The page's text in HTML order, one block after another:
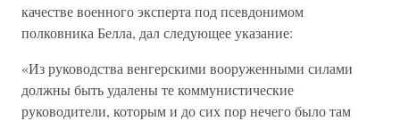
качестве военного эксперта под псевдонимом
полковника Белла, дал следующее указание:
«Из руководства венгерскими вооруженными силами
должны быть удалены те коммунистические
руководители, которым и до сих пор нечего было там